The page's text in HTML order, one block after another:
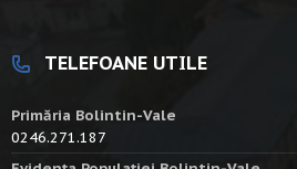
TELEFOANE UTILE
Primăria Bolintin-Vale
0246.271.187